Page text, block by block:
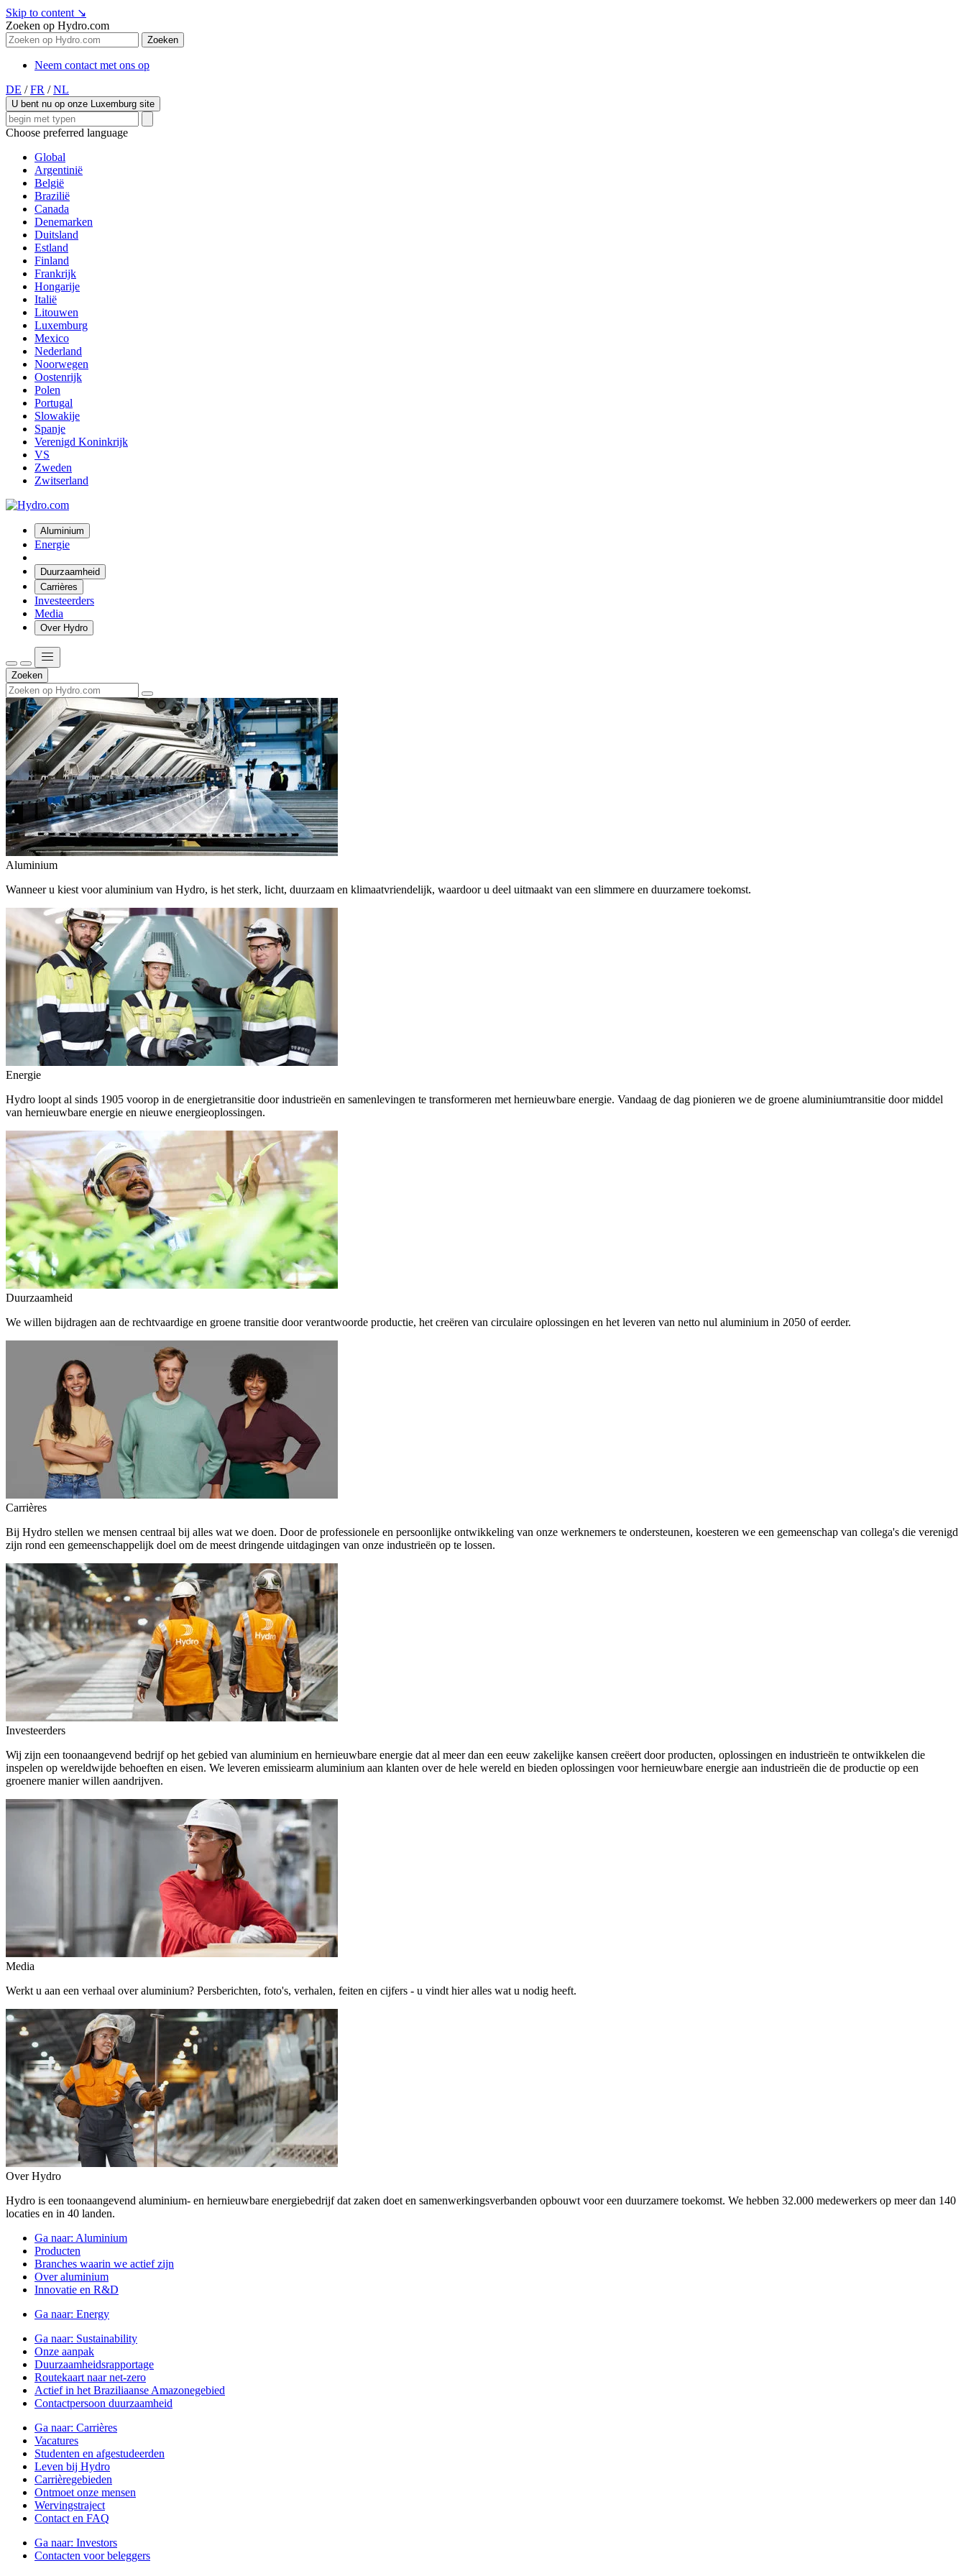
Skip to content ↘
Zoeken op Hydro.com
Zoeken
Neem contact met ons op
DE / FR / NL
U bent nu op onze Luxemburg site
Choose preferred language
Global
Argentinië
België
Brazilië
Canada
Denemarken
Duitsland
Estland
Finland
Frankrijk
Hongarije
Italië
Litouwen
Luxemburg
Mexico
Nederland
Noorwegen
Oostenrijk
Polen
Portugal
Slowakije
Spanje
Verenigd Koninkrijk
VS
Zweden
Zwitserland
Aluminium
Energie
Duurzaamheid
Carrières
Investeerders
Media
Over Hydro
Zoeken
Aluminium
Wanneer u kiest voor aluminium van Hydro, is het sterk, licht, duurzaam en klimaatvriendelijk, waardoor u deel uitmaakt van een slimmere en duurzamere toekomst.
Energie
Hydro loopt al sinds 1905 voorop in de energietransitie door industrieën en samenlevingen te transformeren met hernieuwbare energie. Vandaag de dag pionieren we de groene aluminiumtransitie door middel
van hernieuwbare energie en nieuwe energieoplossingen.
Duurzaamheid
We willen bijdragen aan de rechtvaardige en groene transitie door verantwoorde productie, het creëren van circulaire oplossingen en het leveren van netto nul aluminium in 2050 of eerder.
Carrières
Bij Hydro stellen we mensen centraal bij alles wat we doen. Door de professionele en persoonlijke ontwikkeling van onze werknemers te ondersteunen, koesteren we een gemeenschap van collega's die verenigd
zijn rond een gemeenschappelijk doel om de meest dringende uitdagingen van onze industrieën op te lossen.
Investeerders
Wij zijn een toonaangevend bedrijf op het gebied van aluminium en hernieuwbare energie dat al meer dan een eeuw zakelijke kansen creëert door producten, oplossingen en industrieën te ontwikkelen die
inspelen op wereldwijde behoeften en eisen. We leveren emissiearm aluminium aan klanten over de hele wereld en bieden oplossingen voor hernieuwbare energie aan industrieën die de productie op een
groenere manier willen aandrijven.
Media
Werkt u aan een verhaal over aluminium? Persberichten, foto's, verhalen, feiten en cijfers - u vindt hier alles wat u nodig heeft.
Over Hydro
Hydro is een toonaangevend aluminium- en hernieuwbare energiebedrijf dat zaken doet en samenwerkingsverbanden opbouwt voor een duurzamere toekomst. We hebben 32.000 medewerkers op meer dan 140
locaties en in 40 landen.
Ga naar: Aluminium
Producten
Branches waarin we actief zijn
Over aluminium
Innovatie en R&D
Ga naar: Energy
Ga naar: Sustainability
Onze aanpak
Duurzaamheidsrapportage
Routekaart naar net-zero
Actief in het Braziliaanse Amazonegebied
Contactpersoon duurzaamheid
Ga naar: Carrières
Vacatures
Studenten en afgestudeerden
Leven bij Hydro
Carrièregebieden
Ontmoet onze mensen
Wervingstraject
Contact en FAQ
Ga naar: Investors
Contacten voor beleggers